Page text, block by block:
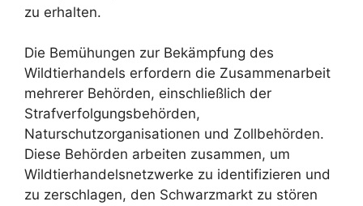
zu erhalten.
Die Bemühungen zur Bekämpfung des
Wildtierhandels erfordern die Zusammenarbeit
mehrerer Behörden, einschließlich der
Strafverfolgungsbehörden,
Naturschutzorganisationen und Zollbehörden.
Diese Behörden arbeiten zusammen, um
Wildtierhandelsnetzwerke zu identifizieren und
zu zerschlagen, den Schwarzmarkt zu stören